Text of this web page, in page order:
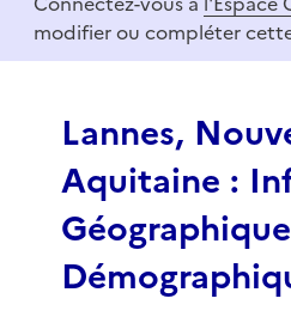
f
modifier ou compléter
Lannes,
Aquitaine :